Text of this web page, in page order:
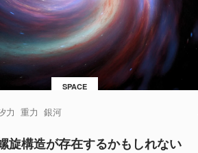
SPACE
力 重力 銀河
旋構造が存在するかもしれない